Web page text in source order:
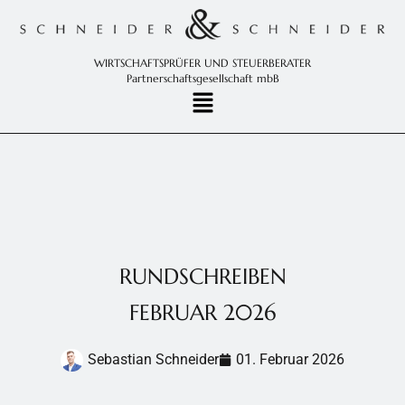
WIRTSCHAFTSPRÜFER UND STEUERBERATER
Partnerschaftsgesellschaft mbB
RUNDSCHREIBEN
FEBRUAR 2026
Sebastian Schneider 01. Februar 2026